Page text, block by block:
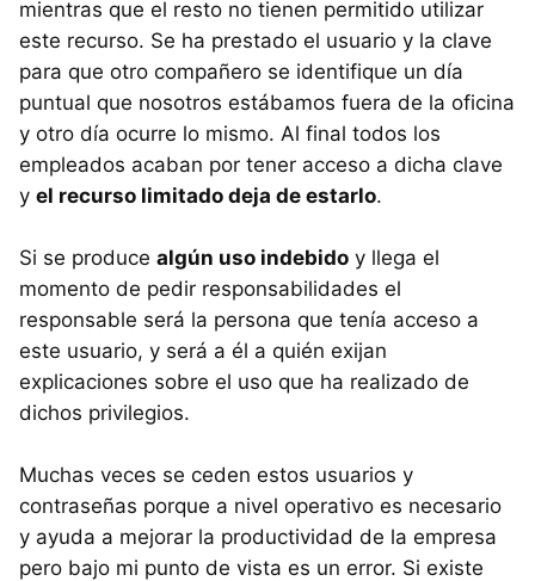
mientras que el resto no tienen permitido utilizar
este recurso. Se ha prestado el usuario y la clave
para que otro compañero se identifique un día
puntual que nosotros estábamos fuera de la oficina
y otro día ocurre lo mismo. Al final todos los
empleados acaban por tener acceso a dicha clave
y el recurso limitado deja de estarlo.
Si se produce algún uso indebido y llega el
momento de pedir responsabilidades el
responsable será la persona que tenía acceso a
este usuario, y será a él a quién exijan
explicaciones sobre el uso que ha realizado de
dichos privilegios.
Muchas veces se ceden estos usuarios y
contraseñas porque a nivel operativo es necesario
y ayuda a mejorar la productividad de la empresa
pero bajo mi punto de vista es un error. Si existe